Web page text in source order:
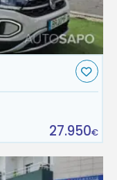
27.950€